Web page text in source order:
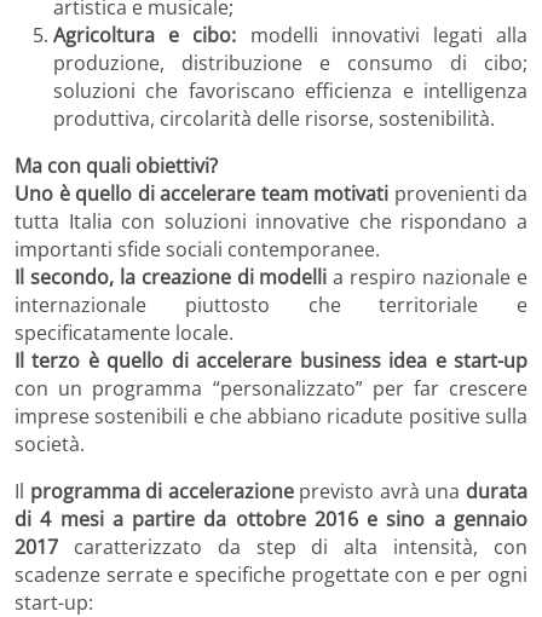
artistica e musicale;
Agricoltura e cibo: modelli innovativi legati alla
produzione, distribuzione e consumo di cibo;
soluzioni che favoriscano efficienza e intelligenza
produttiva, circolarità delle risorse, sostenibilità.
Ma con quali obiettivi?
Uno è quello di accelerare team motivati provenienti da
tutta Italia con soluzioni innovative che rispondano a
importanti sfide sociali contemporanee.
Il secondo, la creazione di modelli a respiro nazionale e
internazionale piuttosto che territoriale e
specificatamente locale.
Il terzo è quello di accelerare business idea e start-up
con un programma “personalizzato” per far crescere
imprese sostenibili e che abbiano ricadute positive sulla
società.
Il programma di accelerazioneprevisto avrà una durata
di 4 mesi a partire da ottobre 2016 e sino a gennaio
2017 caratterizzato da step di alta intensità, con
scadenze serrate e specifiche progettate con e per ogni
start-up: